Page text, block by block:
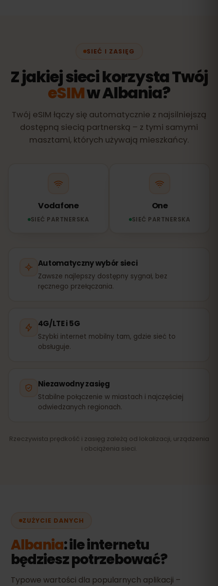
SIEĆ I ZASIĘG
Z jakiej sieci korzysta Twój
eSIMw Albania?
Twój eSIM łączy się automatycznie z najsilniejszą
dostępną siecią partnerską – z tymi samymi
masztami, których używają mieszkańcy.
Vodafone
SIEĆ PARTNERSKA
One
SIEĆ PARTNERSKA
Automatyczny wybór sieci
Zawsze najlepszy dostępny sygnał, bez
ręcznego przełączania.
4G/LTE i 5G
Szybki internet mobilny tam, gdzie sieć to
obsługuje.
Niezawodny zasięg
Stabilne połączenie w miastach i najczęściej
odwiedzanych regionach.
Rzeczywista prędkość i zasięg zależą od lokalizacji, urządzenia
i obciążenia sieci.
ZUŻYCIE DANYCH
Albania: ile internetu
będziesz potrzebować?
Typowe wartości dla popularnych aplikacji –